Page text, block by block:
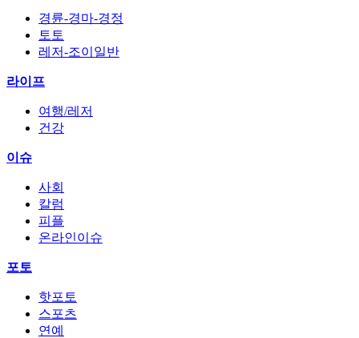
경륜-경마-경정
토토
레저-조이일반
라이프
여행/레저
건강
이슈
사회
칼럼
피플
온라인이슈
포토
핫포토
스포츠
연예